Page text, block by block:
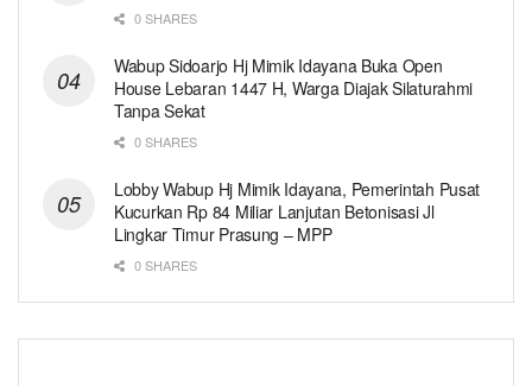
0 SHARES
Wabup Sidoarjo Hj Mimik Idayana Buka Open
House Lebaran 1447 H, Warga Diajak Silaturahmi
Tanpa Sekat
0 SHARES
Lobby Wabup Hj Mimik Idayana, Pemerintah Pusat
Kucurkan Rp 84 Miliar Lanjutan Betonisasi Jl
Lingkar Timur Prasung – MPP
0 SHARES